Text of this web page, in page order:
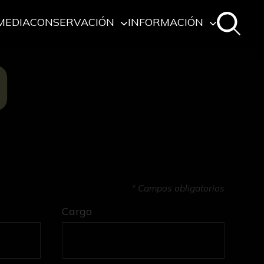
CONSERVACIÓN INFORMACIÓN
* Campos obligatorios
Cargo